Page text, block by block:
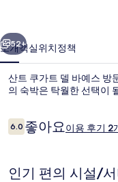
진
갤
러
리
52+
소개객실위치정책
산트 쿠가트 델 바예스 방
의 숙박은 탁월한 선택이
이
용
기
6.010점 만점 중 6.0점.
좋아요이용 후기 2
인기 편의 시설/